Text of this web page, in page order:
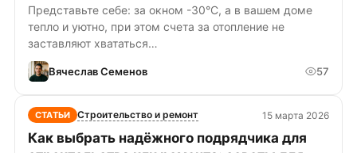
Представьте себе: за окном -30°C, а в вашем доме
тепло и уютно, при этом счета за отопление не
заставляют хвататься…
Вячеслав Семенов 57
СТАТЬИ Строительство и ремонт 15 марта 2026
Как выбрать надёжного подрядчика для